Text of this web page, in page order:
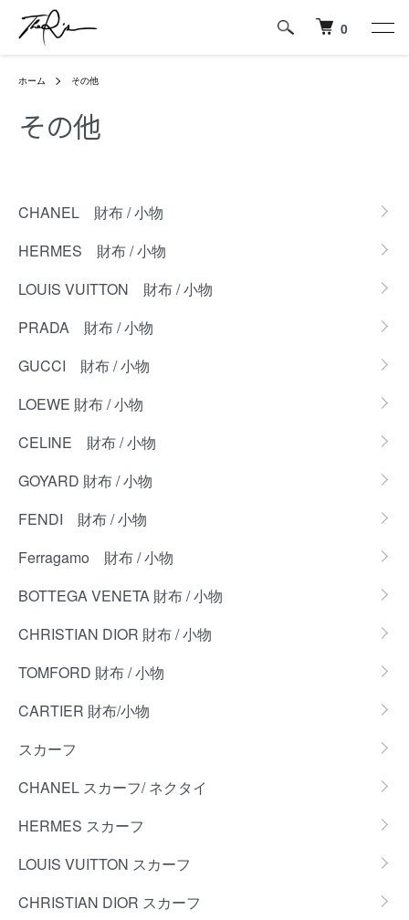
0
ホーム その他
その他
CHANEL 財布 / 小物
HERMES 財布 / 小物
LOUIS VUITTON 財布 / 小物
PRADA 財布 / 小物
GUCCI 財布 / 小物
LOEWE 財布 / 小物
CELINE 財布 / 小物
GOYARD 財布 / 小物
FENDI 財布 / 小物
Ferragamo 財布 / 小物
BOTTEGA VENETA 財布 / 小物
CHRISTIAN DIOR 財布 / 小物
TOMFORD 財布 / 小物
CARTIER 財布/小物
スカーフ
CHANEL スカーフ/ ネクタイ
HERMES スカーフ
LOUIS VUITTON スカーフ
CHRISTIAN DIOR スカーフ